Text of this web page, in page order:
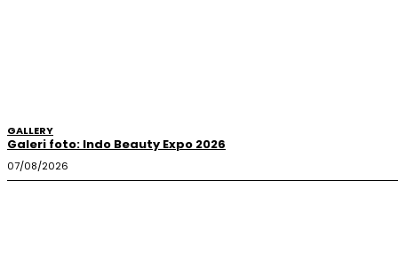
GALLERY
Galeri foto: Indo Beauty Expo 2026
07/08/2026